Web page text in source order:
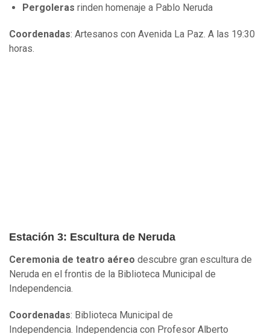
Pergoleras rinden homenaje a Pablo Neruda
Coordenadas: Artesanos con Avenida La Paz. A las 19:30
horas.
Estación 3: Escultura de Neruda
Ceremonia de teatro aéreo descubre gran escultura de
Neruda en el frontis de la Biblioteca Municipal de
Independencia.
Coordenadas: Biblioteca Municipal de
Independencia. Independencia con Profesor Alberto